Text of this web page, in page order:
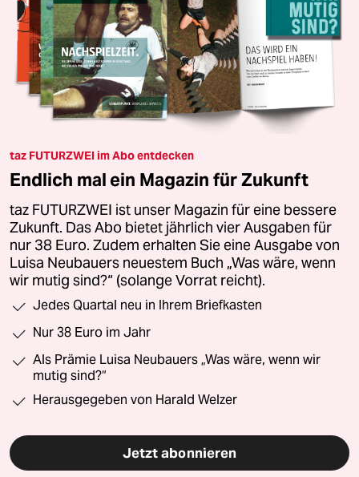
taz FUTURZWEI im Abo entdecken
Endlich mal ein Magazin für Zukunft
taz FUTURZWEI ist unser Magazin für eine bessere
Zukunft. Das Abo bietet jährlich vier Ausgaben für
nur 38 Euro. Zudem erhalten Sie eine Ausgabe von
Luisa Neubauers neuestem Buch „Was wäre, wenn
wir mutig sind?“ (solange Vorrat reicht).
Jedes Quartal neu in Ihrem Briefkasten
Nur 38 Euro im Jahr
Als Prämie Luisa Neubauers „Was wäre, wenn wir
mutig sind?“
Herausgegeben von Harald Welzer
Jetzt abonnieren